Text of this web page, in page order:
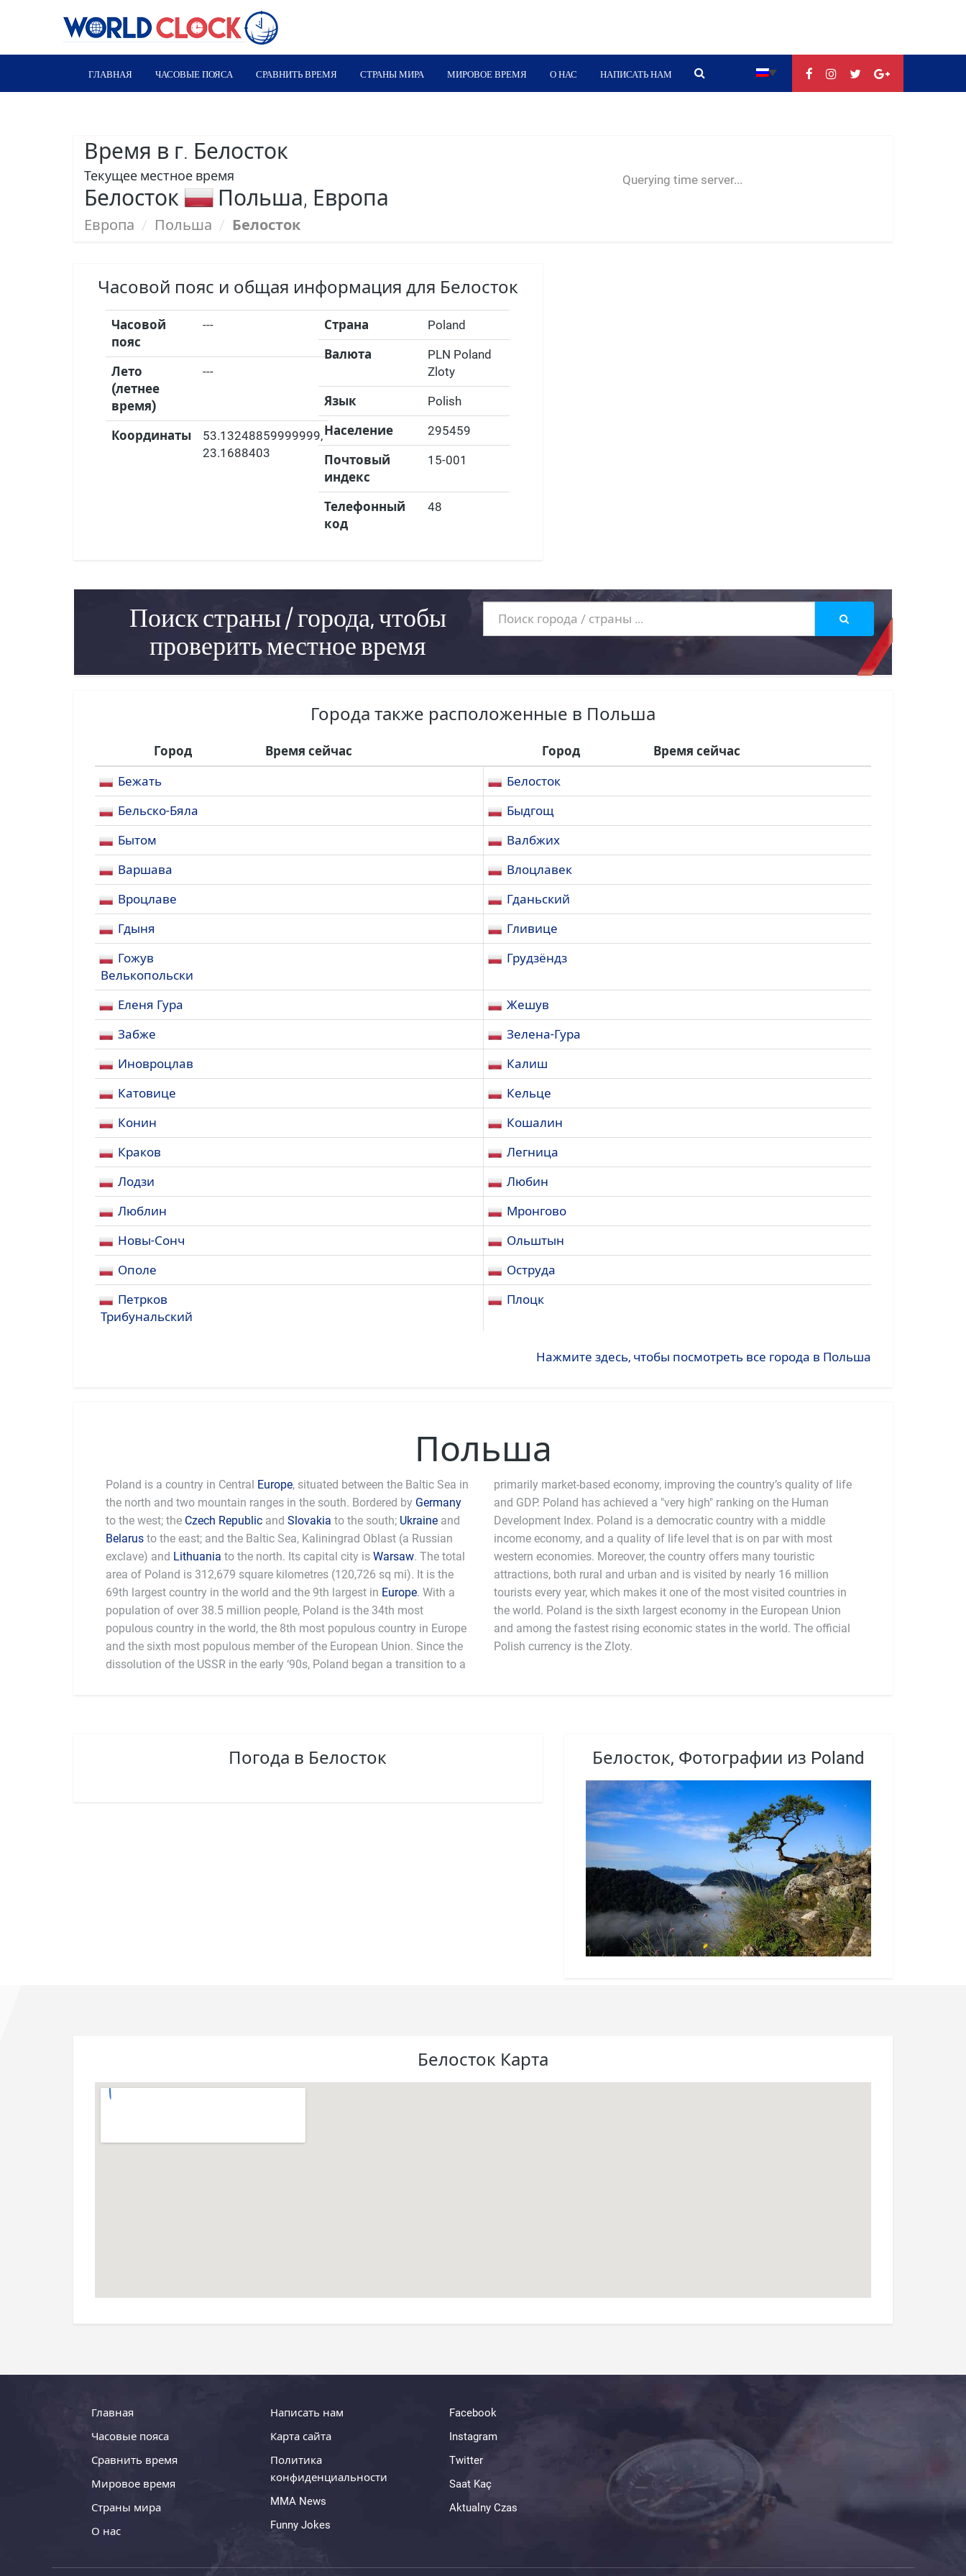
ГЛАВНАЯ ЧАСОВЫЕ ПОЯСА СРАВНИТЬ ВРЕМЯ СТРАНЫ МИРА МИРОВОЕ ВРЕМЯ О НАС НАПИСАТЬ НАМ
Время в г. Белосток
Текущее местное время
Белосток Польша, Европа
Европа / Польша / Белосток
Querying time server...
--:--
Часовой пояс и общая информация для Белосток
Часовой
пояс
---
Лето
(летнее
время)
---
Координаты 53.13248859999999,
23.1688403
Страна Poland
Валюта
PLN Poland
Zloty
Язык Polish
Население 295459
Почтовый
индекс
15-001
Телефонный
код
48
Поиск страны / города, чтобы
проверить местное время
Города также расположенные в Польша
Город Время сейчас Город Время сейчас
Бежать Белосток
Бельско-Бяла Быдгощ
Бытом Валбжих
Варшава Влоцлавек
Вроцлаве Гданьский
Гдыня Гливице
Гожув
Велькопольски
Грудзёндз
Еленя Гура Жешув
Забже Зелена-Гура
Иновроцлав Калиш
Катовице Кельце
Конин Кошалин
Краков Легница
Лодзи Любин
Люблин Мронгово
Новы-Сонч Ольштын
Ополе Оструда
Петрков
Трибунальский
Плоцк
Нажмите здесь, чтобы посмотреть все города в Польша
Польша
Poland is a country in Central Europe, situated between the Baltic Sea in
the north and two mountain ranges in the south. Bordered by Germany
to the west; the Czech Republic and Slovakia to the south; Ukraine and
Belarus to the east; and the Baltic Sea, Kaliningrad Oblast (a Russian
exclave) and Lithuania to the north. Its capital city is Warsaw. The total
area of Poland is 312,679 square kilometres (120,726 sq mi). It is the
69th largest country in the world and the 9th largest in Europe. With a
population of over 38.5 million people, Poland is the 34th most
populous country in the world, the 8th most populous country in Europe
and the sixth most populous member of the European Union. Since the
dissolution of the USSR in the early ‘90s, Poland began a transition to a
primarily market-based economy, improving the country’s quality of life
and GDP. Poland has achieved a "very high" ranking on the Human
Development Index. Poland is a democratic country with a middle
income economy, and a quality of life level that is on par with most
western economies. Moreover, the country offers many touristic
attractions, both rural and urban and is visited by nearly 16 million
tourists every year, which makes it one of the most visited countries in
the world. Poland is the sixth largest economy in the European Union
and among the fastest rising economic states in the world. The official
Polish currency is the Zloty.
Погода в Белосток Белосток, Фотографии из Poland
Белосток Карта
Главная
Часовые пояса
Сравнить время
Мировое время
Страны мира
О нас
Написать нам
Карта сайта
Политика
конфиденциальности
MMA News
Funny Jokes
Facebook
Instagram
Twitter
Saat Kaç
Aktualny Czas